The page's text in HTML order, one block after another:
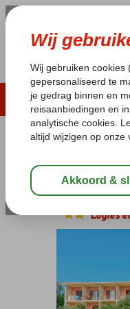
Home
Griekenland
Fly &
Logies